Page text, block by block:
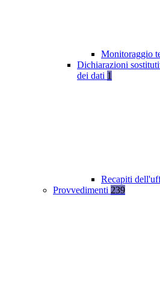
Monitoraggio
Dichiarazioni
dei dati 1
Recapiti
Provvedimenti 239